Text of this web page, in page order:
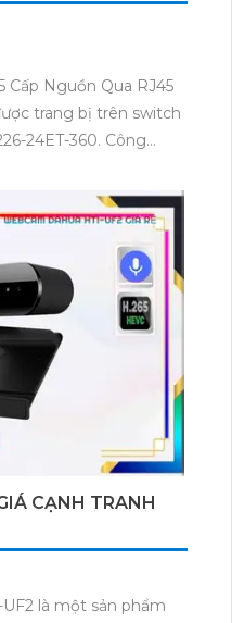
Cấp Nguồn Qua RJ45
trang bị trên switch
24ET-360. Công
mà còn cung cấp
tiết kiệm thời gian
hỗ trợ việc gộp các
kết nối mạng và sử
CẠNH TRANH
là một sản phẩm